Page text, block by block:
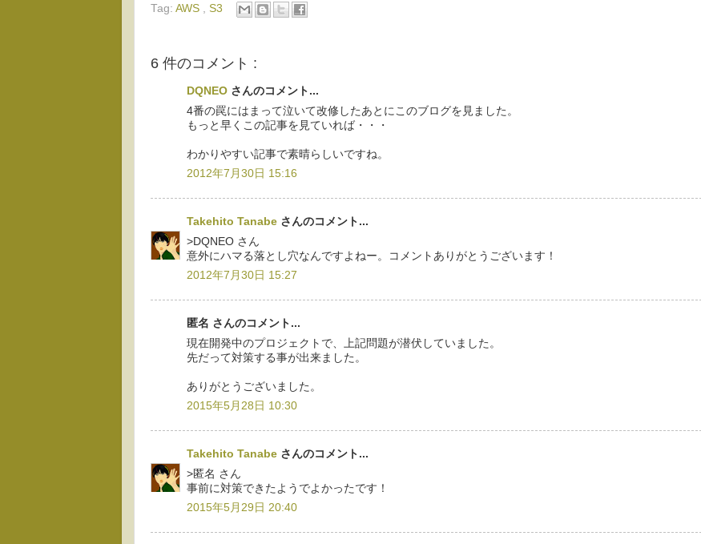
Tag: AWS , S3
6 件のコメント :
DQNEO さんのコメント...
4番の罠にはまって泣いて改修したあとにこのブログを見ました。
もっと早くこの記事を見ていれば・・・
わかりやすい記事で素晴らしいですね。
2012年7月30日 15:16
Takehito Tanabe さんのコメント...
>DQNEO さん
意外にハマる落とし穴なんですよねー。コメントありがとうございます！
2012年7月30日 15:27
匿名 さんのコメント...
現在開発中のプロジェクトで、上記問題が潜伏していました。
先だって対策する事が出来ました。
ありがとうございました。
2015年5月28日 10:30
Takehito Tanabe さんのコメント...
>匿名 さん
事前に対策できたようでよかったです！
2015年5月29日 20:40